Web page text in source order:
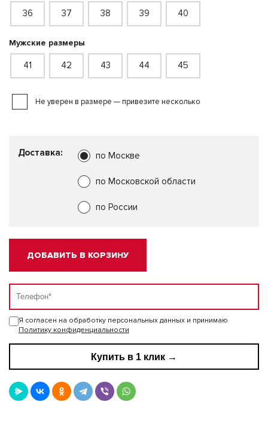
36 37 38 39 40
Мужские размеры
41 42 43 44 45
Не уверен в размере — привезите несколько
Доставка: по Москве
по Московской области
по России
ДОБАВИТЬ В КОРЗИНУ
Я согласен на обработку персональных данных и принимаю
Политику конфиденциальности
Купить в 1 клик →